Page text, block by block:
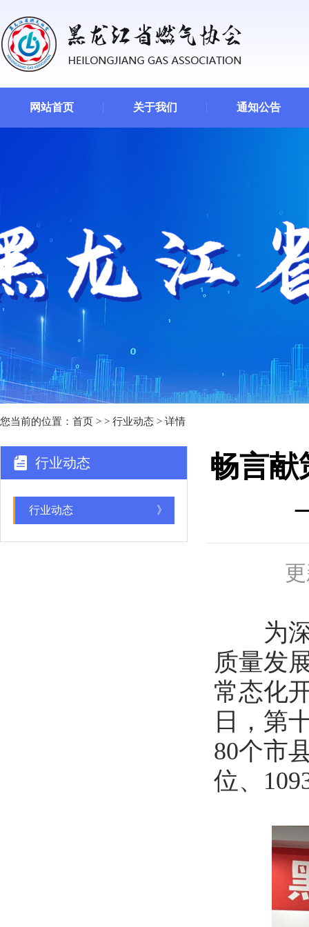
网站首页 关于我们 通知公告
您当前的位置： 首页 > > 行业动态 > 详情
行业动态
行业动态 》
畅言献
为深
质量发
常态化
日，第
80个市
位、